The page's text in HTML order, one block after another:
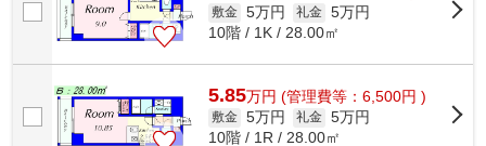
敷金 5万円 礼金 5万円
10階 / 1K / 28.00㎡
5.85万円 (管理費等：6,500円 )
敷金 5万円 礼金 5万円
10階 / 1R / 28.00㎡